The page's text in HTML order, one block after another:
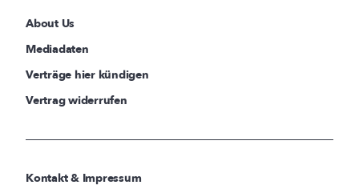
About Us
Mediadaten
Verträge hier kündigen
Vertrag widerrufen
Kontakt & Impressum